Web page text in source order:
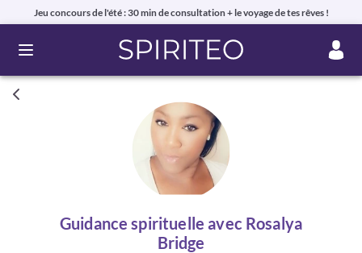
Jeu concours de l'été : 30 min de consultation + le voyage de tes rêves !
Ouvrir le menu
Guidance spirituelle avec Rosalya
Bridge